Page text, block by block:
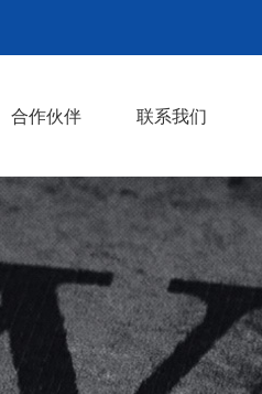
合作伙伴 联系我们